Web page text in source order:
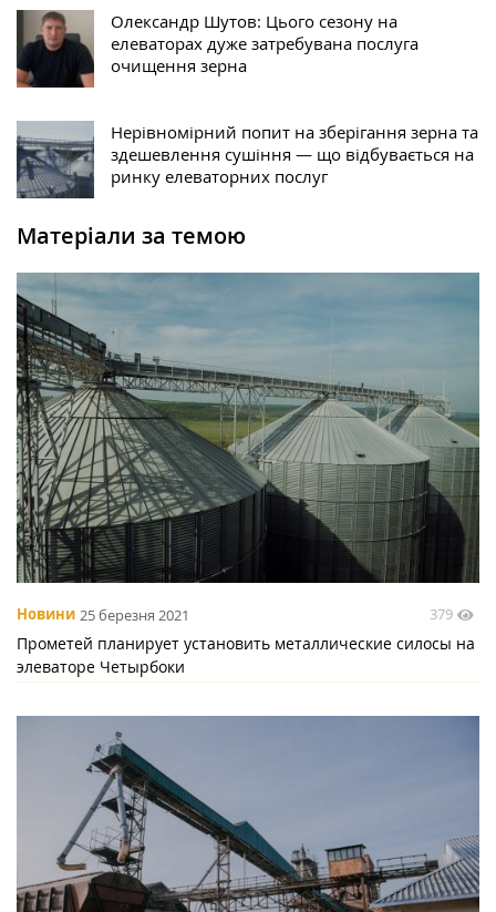
Олександр Шутов: Цього сезону на
елеваторах дуже затребувана послуга
очищення зерна
Нерівномірний попит на зберігання зерна та
здешевлення сушіння — що відбувається на
ринку елеваторних послуг
Матеріали за темою
Новини 25 березня 2021 379
Прометей планирует установить металлические силосы на
элеваторе Четырбоки